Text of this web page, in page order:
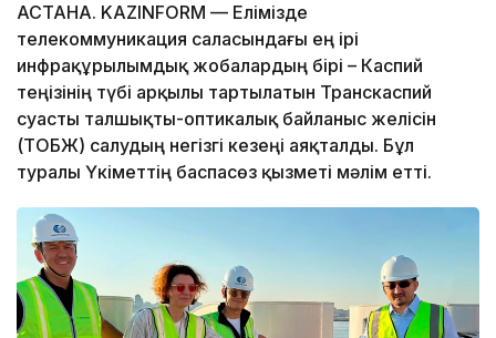
АСТАНА. KAZINFORM — Елімізде
телекоммуникация саласындағы ең ірі
инфрақұрылымдық жобалардың бірі – Каспий
теңізінің түбі арқылы тартылатын Транскаспий
суасты талшықты-оптикалық байланыс желісін
(ТОБЖ) салудың негізгі кезеңі аяқталды. Бұл
туралы Үкіметтің баспасөз қызметі мәлім етті.